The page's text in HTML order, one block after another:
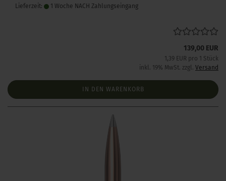
Lieferzeit: 1 Woche NACH Zahlungseingang
139,00 EUR
1,39 EUR pro 1 Stück
inkl. 19% MwSt. zzgl. Versand
IN DEN WARENKORB